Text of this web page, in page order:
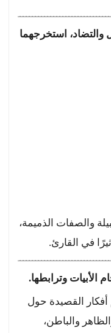
والتضاد، استخرجهما
والصفات الذميمة،
في القارئ.
أفكار القصيدة حول
والباطن،